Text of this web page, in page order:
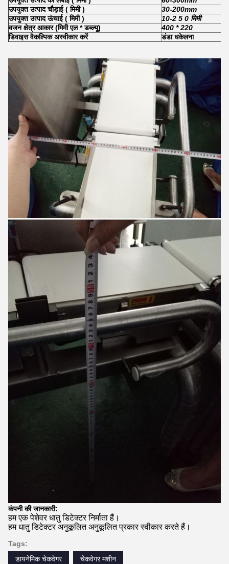
उपयुक्त उत्पाद चौड़ाई ( मिमी )
30-200mm
उपयुक्त उत्पाद ऊंचाई ( मिमी ) 10-2 5 0 मिमी
वजन क्षेत्र आकार (मिमी एल * डब्ल्यू)
400 * 220
डिवाइस वैकल्पिक अस्वीकार करें
डंडा धकेलना
कंपनी की जानकारी:
हम एक पेशेवर धातु डिटेक्टर निर्माता हैं।
हम धातु डिटेक्टर अनुकूलित अनुकूलित प्रकार स्वीकार करते हैं।
Tags:
डायनेमिक चेकवेगर
चेकवेगर मशीन